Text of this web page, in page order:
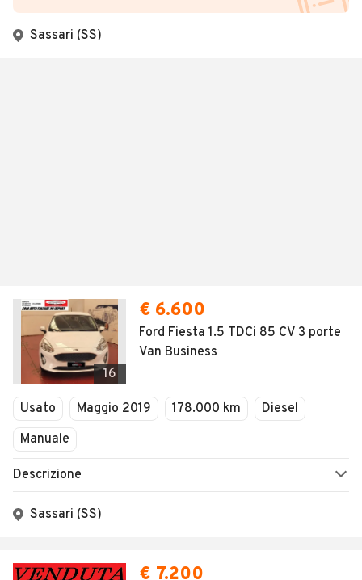
Sassari (SS)
16
€ 6.600
Ford Fiesta 1.5 TDCi 85 CV 3 porte
Van Business
Usato Maggio 2019 178.000 km
Diesel
Manuale
Descrizione
Sassari (SS)
€ 7.200